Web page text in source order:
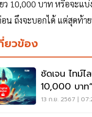
10,000 บาท หรือจะแ
น ถึงจะบอกได้ แต่สุดท้า
ยวข้อง
ชัดเจน ไทม์ไ
10,000 บาท
25-30 ก.ย.
13 ก.ย. 2567 |